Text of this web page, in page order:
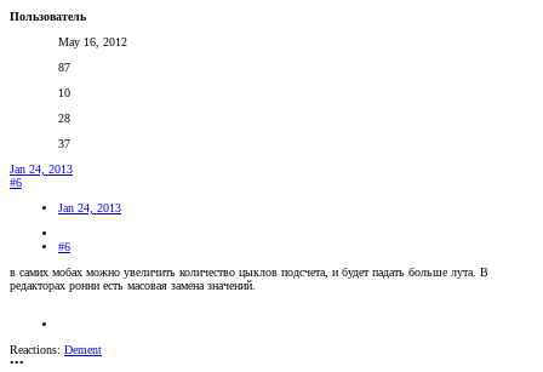
Пользователь
May 16, 2012
87
10
28
37
Jan 24, 2013
#6
Jan 24, 2013
#6
в самих мобах можно увеличить количество цыклов подсчета, и будет падать больше лута. В
редакторах ронни есть масовая замена значений.
Reactions: Dement
•••